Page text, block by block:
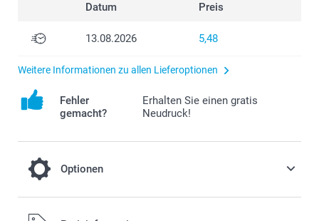
Datum Preis
13.08.2026 5,48
Weitere Informationen zu allen Lieferoptionen
Fehler
gemacht?
Erhalten Sie einen gratis
Neudruck!
Optionen
Wählen Sie einen geeigneten Rahmen für